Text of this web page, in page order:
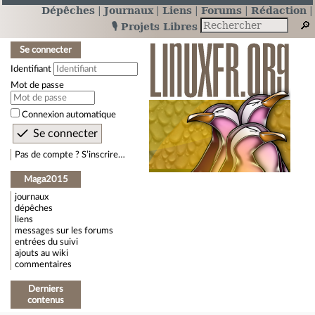
Dépêches Journaux Liens Forums
Rédaction
🎙️ Projets Libres
Se connecter
Identifiant
Mot de passe
Connexion automatique
Pas de compte ? S’inscrire…
Maga2015
journaux
dépêches
liens
messages sur les forums
entrées du suivi
ajouts au wiki
commentaires
Derniers
contenus